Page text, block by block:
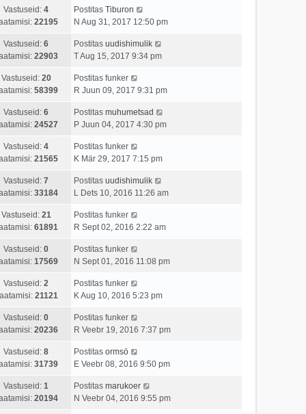
Vastuseid: 4
22195
Postitas Tiburon
N Aug 31, 2017 12:50 pm
Vastuseid: 6
22903
Postitas uudishimulik
T Aug 15, 2017 9:34 pm
Vastuseid: 20
58399
Postitas funker
R Juun 09, 2017 9:31 pm
Vastuseid: 6
24527
Postitas muhumetsad
P Juun 04, 2017 4:30 pm
Vastuseid: 4
21565
Postitas funker
K Mär 29, 2017 7:15 pm
Vastuseid: 7
33184
Postitas uudishimulik
L Dets 10, 2016 11:26 am
Vastuseid: 21
61891
Postitas funker
R Sept 02, 2016 2:22 am
Vastuseid: 0
17569
Postitas funker
N Sept 01, 2016 11:08 pm
Vastuseid: 2
21121
Postitas funker
K Aug 10, 2016 5:23 pm
Vastuseid: 0
20236
Postitas funker
R Veebr 19, 2016 7:37 pm
Vastuseid: 8
31739
Postitas ormsö
E Veebr 08, 2016 9:50 pm
Vastuseid: 1
20194
Postitas marukoer
N Veebr 04, 2016 9:55 pm